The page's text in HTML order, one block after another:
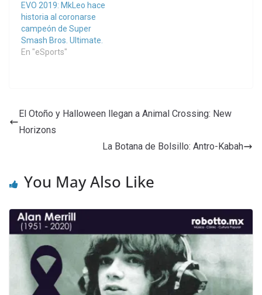
EVO 2019: MkLeo hace
historia al coronarse
campeón de Super
Smash Bros. Ultimate.
En "eSports"
El Otoño y Halloween llegan a Animal Crossing: New
Horizons
La Botana de Bolsillo: Antro-Kabah
You May Also Like